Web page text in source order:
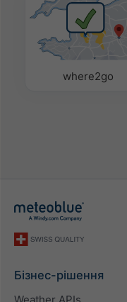
where2go
Бізнес-рішення